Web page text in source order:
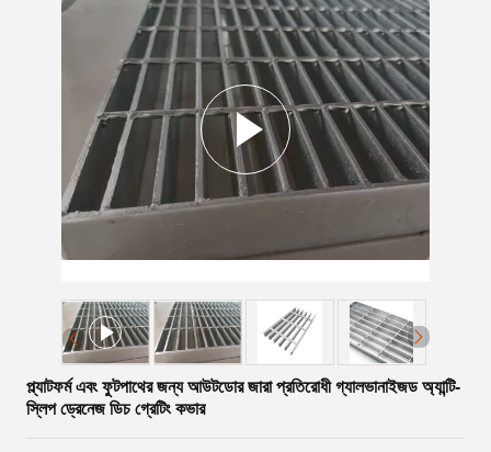
প্ল্যাটফর্ম এবং ফুটপাথের জন্য আউটডোর জারা প্রতিরোধী গ্যালভানাইজড অ্যান্টি-
স্লিপ ড্রেনেজ ডিচ গ্রেটিং কভার